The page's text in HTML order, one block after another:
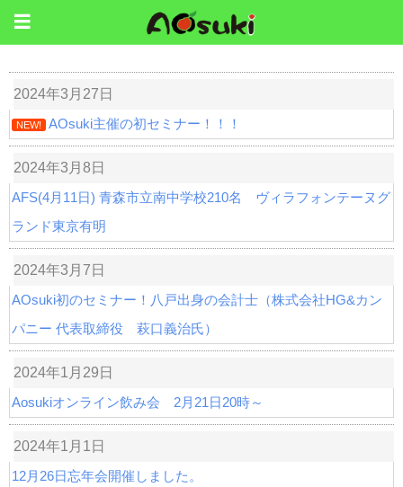
2024年3月27日
NEW! AOsuki主催の初セミナー！！！
2024年3月8日
AFS(4月11日) 青森市立南中学校210名 ヴィラフォンテーヌグ
ランド東京有明
2024年3月7日
AOsuki初のセミナー！八戸出身の会計士（株式会社HG&カン
パニー 代表取締役 萩口義治氏）
2024年1月29日
Aosukiオンライン飲み会 2月21日20時～
2024年1月1日
12月26日忘年会開催しました。